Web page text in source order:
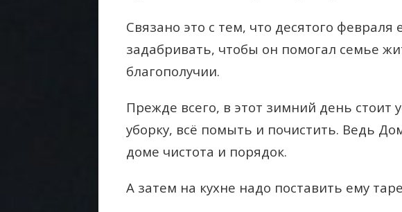
Связано это с тем, что десятого февраля
задабривать, чтобы он помогал семье
благополучии.
Прежде всего, в этот зимний день стоит
уборку, всё помыть и почистить. Ведь
доме чистота и порядок.
А затем на кухне надо поставить ему